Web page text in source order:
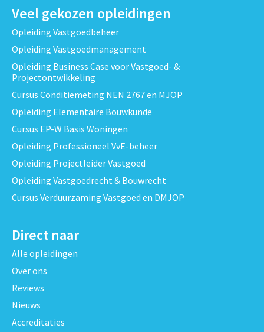
Veel gekozen opleidingen
Opleiding Vastgoedbeheer
Opleiding Vastgoedmanagement
Opleiding Business Case voor Vastgoed- &
Projectontwikkeling
Cursus Conditiemeting NEN 2767 en MJOP
Opleiding Elementaire Bouwkunde
Cursus EP-W Basis Woningen
Opleiding Professioneel VvE-beheer
Opleiding Projectleider Vastgoed
Opleiding Vastgoedrecht & Bouwrecht
Cursus Verduurzaming Vastgoed en DMJOP
Direct naar
Alle opleidingen
Over ons
Reviews
Nieuws
Accreditaties